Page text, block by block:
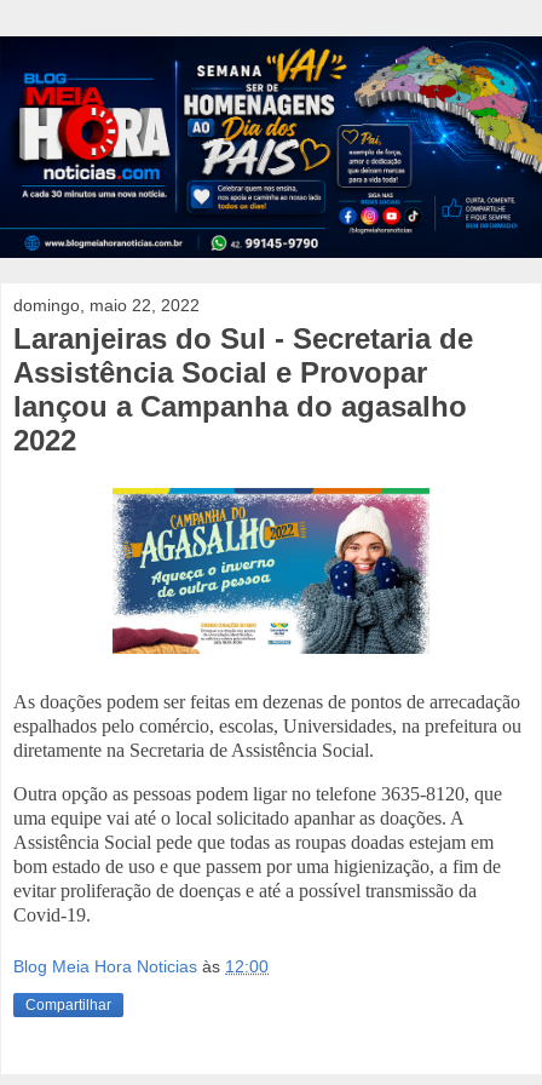
domingo, maio 22, 2022
Laranjeiras do Sul - Secretaria de
Assistência Social e Provopar
lançou a Campanha do agasalho
2022
As doações podem ser feitas em dezenas de pontos de arrecadação
espalhados pelo comércio, escolas, Universidades, na prefeitura ou
diretamente na Secretaria de Assistência Social.
Outra opção as pessoas podem ligar no telefone 3635-8120, que
uma equipe vai até o local solicitado apanhar as doações. A
Assistência Social pede que todas as roupas doadas estejam em
bom estado de uso e que passem por uma higienização, a fim de
evitar proliferação de doenças e até a possível transmissão da
Covid-19.
Blog Meia Hora Noticias às 12:00
Compartilhar